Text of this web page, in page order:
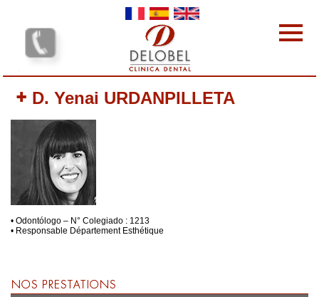
Les Prestations
L'équipe
Les tarifs
Pourquoi nous choisir
Protocole
Contact
votre avis nous intéresse
Vos commentaires
D. Yenai URDANPILLETA
• Odontólogo – N° Colegiado : 1213
• Responsable Département Esthétique